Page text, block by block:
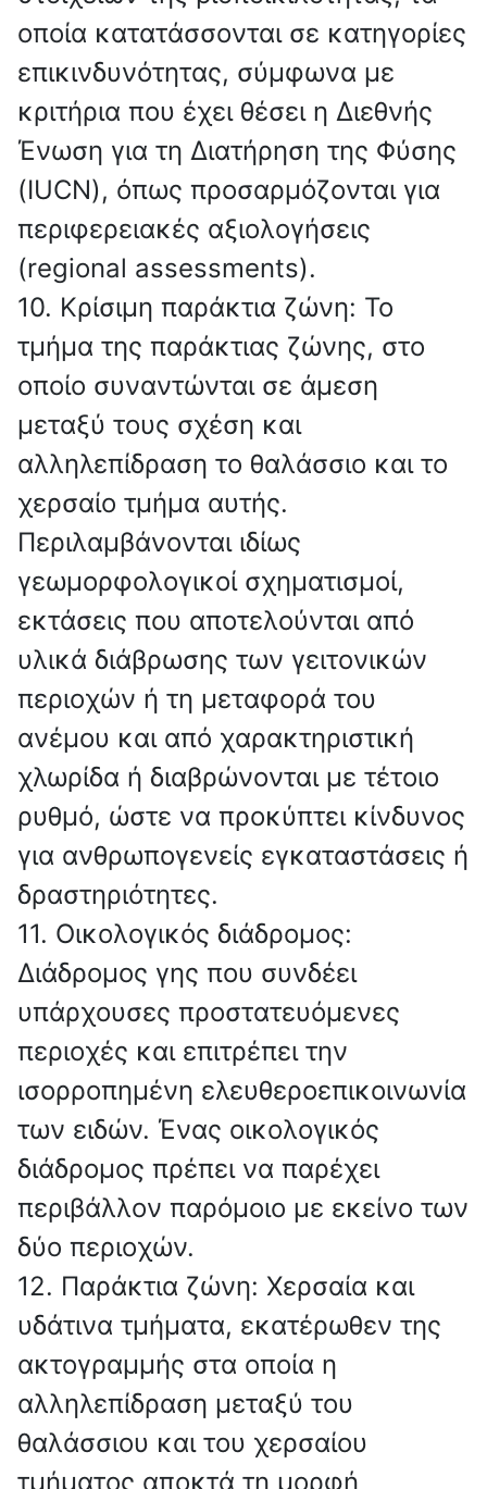
οποία κατατάσσονται σε κατηγορίες
επικινδυνότητας, σύμφωνα με
κριτήρια που έχει θέσει η Διεθνής
Ένωση για τη Διατήρηση της Φύσης
(IUCN), όπως προσαρμόζονται για
περιφερειακές αξιολογήσεις
(regional assessments).
10. Κρίσιμη παράκτια ζώνη: Το
τμήμα της παράκτιας ζώνης, στο
οποίο συναντώνται σε άμεση
μεταξύ τους σχέση και
αλληλεπίδραση το θαλάσσιο και το
χερσαίο τμήμα αυτής.
Περιλαμβάνονται ιδίως
γεωμορφολογικοί σχηματισμοί,
εκτάσεις που αποτελούνται από
υλικά διάβρωσης των γειτονικών
περιοχών ή τη μεταφορά του
ανέμου και από χαρακτηριστική
χλωρίδα ή διαβρώνονται με τέτοιο
ρυθμό, ώστε να προκύπτει κίνδυνος
για ανθρωπογενείς εγκαταστάσεις ή
δραστηριότητες.
11. Οικολογικός διάδρομος:
Διάδρομος γης που συνδέει
υπάρχουσες προστατευόμενες
περιοχές και επιτρέπει την
ισορροπημένη ελευθεροεπικοινωνία
των ειδών. Ένας οικολογικός
διάδρομος πρέπει να παρέχει
περιβάλλον παρόμοιο με εκείνο των
δύο περιοχών.
12. Παράκτια ζώνη: Χερσαία και
υδάτινα τμήματα, εκατέρωθεν της
ακτογραμμής στα οποία η
αλληλεπίδραση μεταξύ του
θαλάσσιου και του χερσαίου
τμήματος αποκτά τη μορφή